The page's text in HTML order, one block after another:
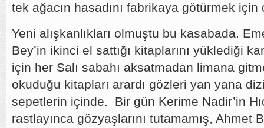
tek ağacın hasadını fabrikaya götürmek
Yeni alışkanlıkları olmuştu bu kasabada.
Bey’in ikinci el sattığı kitaplarını yüklediği
için her Salı sabahı aksatmadan limana
okuduğu kitapları arardı gözleri yan yana
sepetlerin içinde. Bir gün Kerime Nadir’in
rastlayınca gözyaşlarını tutamamış, Ahmet